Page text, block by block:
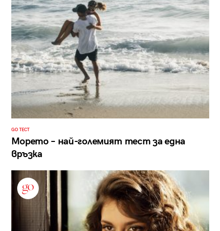
GO ТЕСТ
Морето – най-големият тест за една
връзка